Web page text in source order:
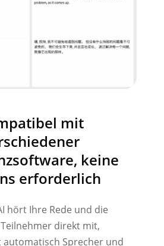
mit
keine
erforderlich
hört Ihre Rede und die
direkt mit,
Sprecher und